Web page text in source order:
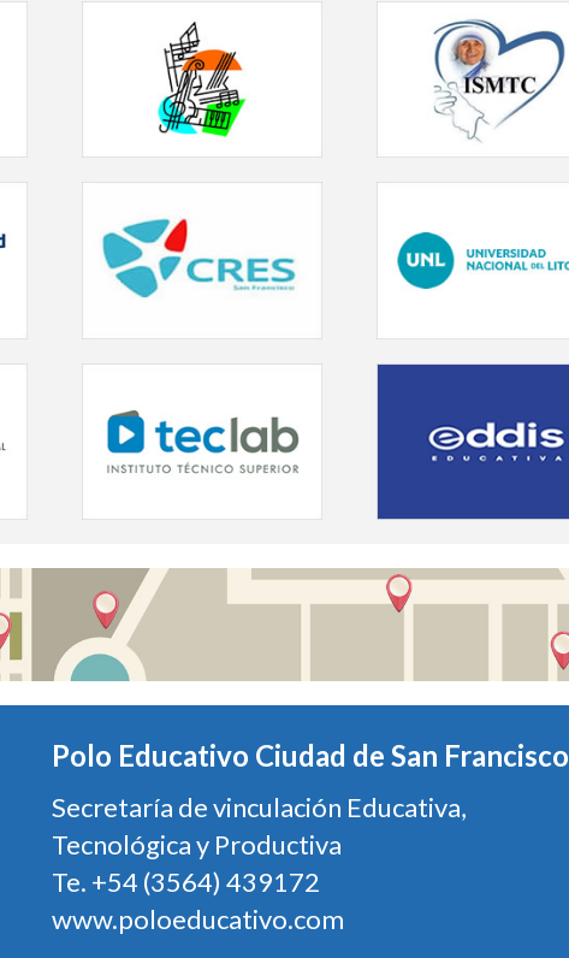
Polo Educativo Ciudad de San Francisco
Secretaría de vinculación Educativa,
Tecnológica y Productiva
Te. +54 (3564) 439172
www.poloeducativo.com